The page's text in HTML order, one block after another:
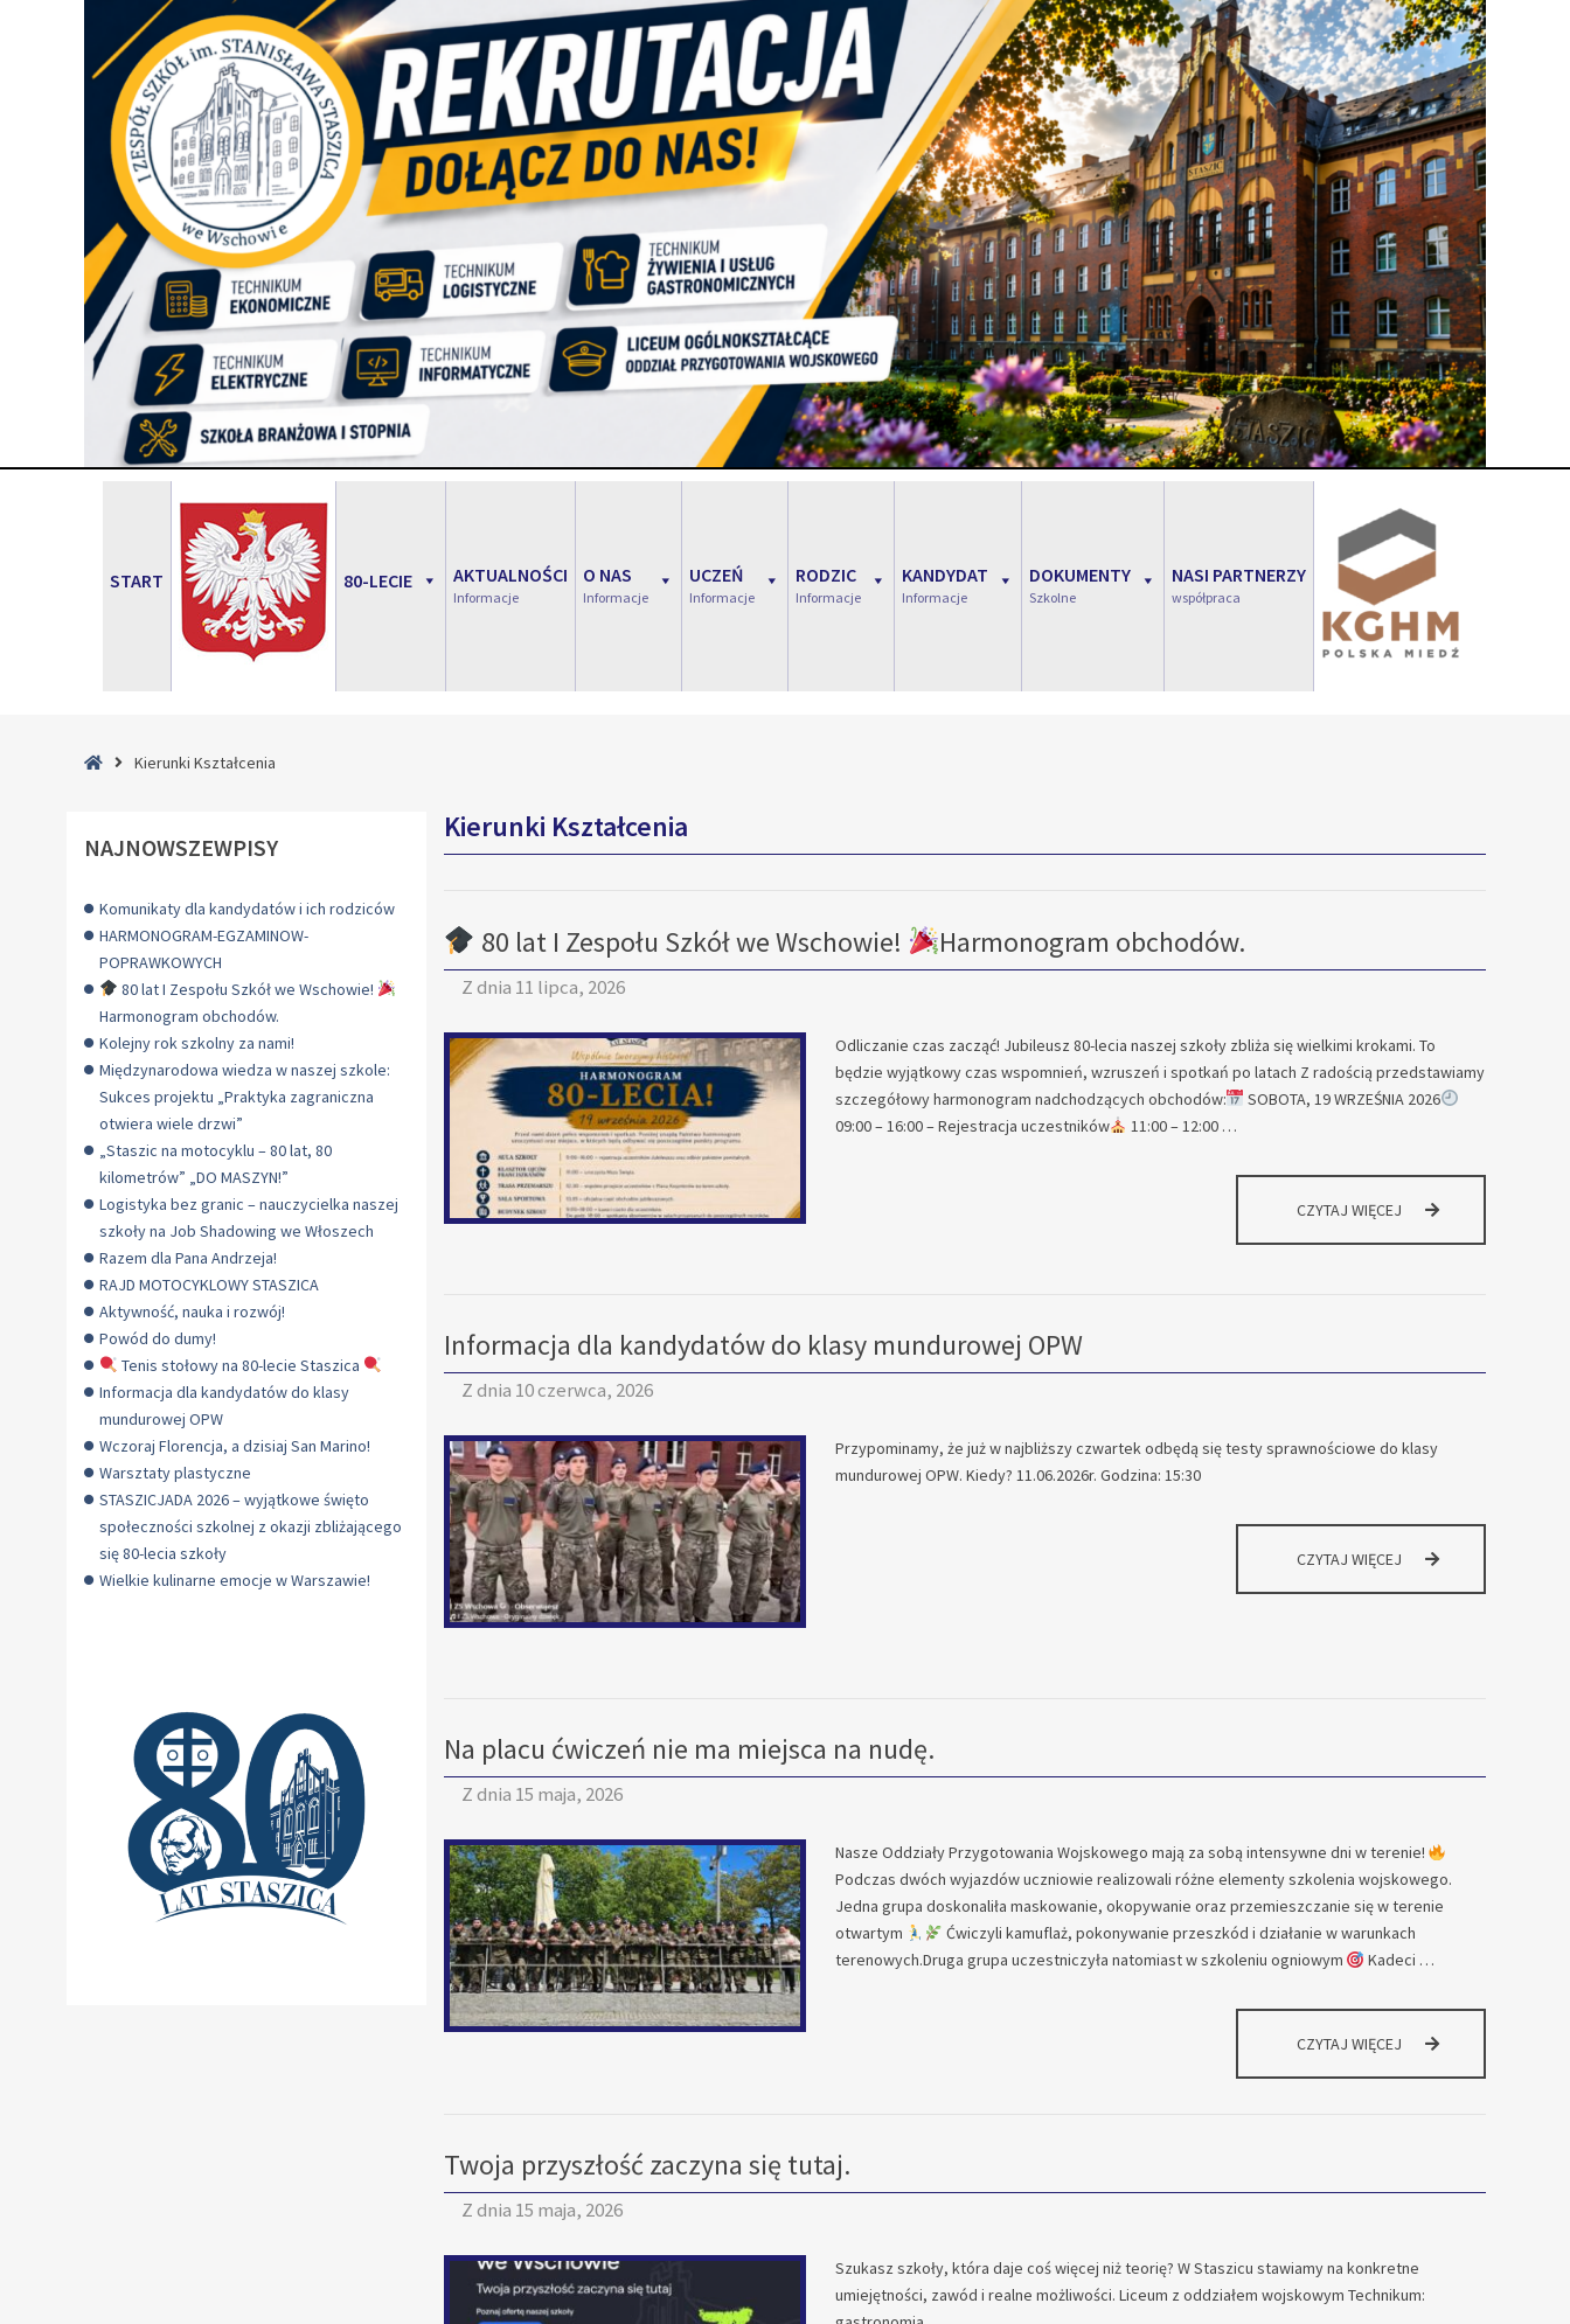
START 80-LECIE AKTUALNOŚCI
Informacje
O NAS
Informacje
UCZEŃ
Informacje
RODZIC
Informacje
KANDYDAT
Informacje
DOKUMENTY
Szkolne
NASI PARTNERZY
współpraca
StronaKierunki Kształcenia
Kierunki Kształcenia
80 lat I Zespołu Szkół we Wschowie! Harmonogram obchodów.
Z dnia 11 lipca, 2026
Odliczanie czas zacząć! Jubileusz 80-lecia naszej szkoły zbliża się wielkimi krokami. To
będzie wyjątkowy czas wspomnień, wzruszeń i spotkań po latach Z radością przedstawiamy
szczegółowy harmonogram nadchodzących obchodów:
SOBOTA, 19 WRZEŚNIA 2026
09:00 – 16:00 – Rejestracja uczestników
11:00 – 12:00 …
CZYTAJ WIĘCEJ
WSCHOWIE!
OBCHODÓW.
Informacja dla kandydatów do klasy mundurowej OPW
Z dnia 10 czerwca, 2026
Przypominamy, że już w najbliższy czwartek odbędą się testy sprawnościowe do klasy
mundurowej OPW. Kiedy? 11.06.2026r. Godzina: 15:30
CZYTAJ WIĘCEJ INFORMACJA
Na placu ćwiczeń nie ma miejsca na nudę.
Z dnia 15 maja, 2026
Nasze Oddziały Przygotowania Wojskowego mają za sobą intensywne dni w terenie!
Podczas dwóch wyjazdów uczniowie realizowali różne elementy szkolenia wojskowego.
Jedna grupa doskonaliła maskowanie, okopywanie oraz przemieszczanie się w terenie
otwartym
Ćwiczyli kamuflaż, pokonywanie przeszkód i działanie w warunkach
terenowych.Druga grupa uczestniczyła natomiast w szkoleniu ogniowym
Kadeci …
CZYTAJ WIĘCEJ
Twoja przyszłość zaczyna się tutaj.
Z dnia 15 maja, 2026
Szukasz szkoły, która daje coś więcej niż teorię? W Staszicu stawiamy na konkretne
umiejętności, zawód i realne możliwości. Liceum z oddziałem wojskowym Technikum:
NAJNOWSZEWPISY
Komunikaty dla kandydatów i ich rodziców
HARMONOGRAM-EGZAMINOW-
POPRAWKOWYCH
80 lat I Zespołu Szkół we Wschowie!
Harmonogram obchodów.
Kolejny rok szkolny za nami!
Międzynarodowa wiedza w naszej szkole:
Sukces projektu „Praktyka zagraniczna
otwiera wiele drzwi”
„Staszic na motocyklu – 80 lat, 80
kilometrów” „DO MASZYN!”
Logistyka bez granic – nauczycielka naszej
szkoły na Job Shadowing we Włoszech
Razem dla Pana Andrzeja!
RAJD MOTOCYKLOWY STASZICA
Aktywność, nauka i rozwój!
Powód do dumy!
Tenis stołowy na 80-lecie Staszica
Informacja dla kandydatów do klasy
mundurowej OPW
Wczoraj Florencja, a dzisiaj San Marino!
Warsztaty plastyczne
STASZICJADA 2026 – wyjątkowe święto
społeczności szkolnej z okazji zbliżającego
się 80-lecia szkoły
Wielkie kulinarne emocje w Warszawie!